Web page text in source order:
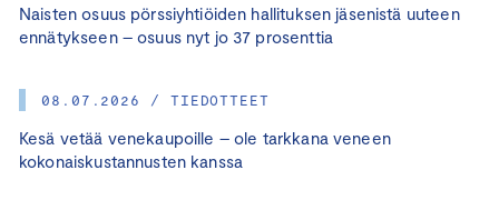
Naisten osuus pörssiyhtiöiden hallituksen jäsenistä uuteen
ennätykseen – osuus nyt jo 37 prosenttia
08.07.2026 / TIEDOTTEET
Kesä vetää venekaupoille – ole tarkkana veneen
kokonaiskustannusten kanssa